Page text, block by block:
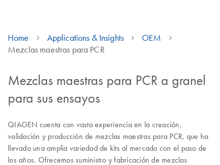
Home Applications & Insights
OEM
Mezclas maestras para PCR
Mezclas maestras para PCR a granel
para sus ensayos
QIAGEN cuenta con vasta experiencia en la creación,
validación y producción de mezclas maestras para PCR, que ha
llevado una amplia variedad de kits al mercado con el paso de
los años. Ofrecemos suministro y fabricación de mezclas